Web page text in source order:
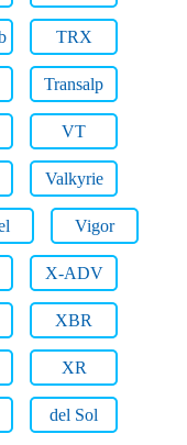
TRX
Transalp
VT
Valkyrie
Vigor
X-ADV
XBR
XR
del Sol